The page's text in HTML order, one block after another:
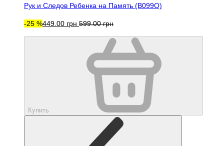
Рук и Следов Ребенка на Память (B099O)
-25 %449.00 грн 599.00 грн
Купить